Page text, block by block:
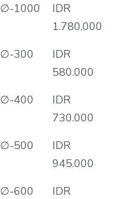
∅-1000
IDR
1.780.000
∅-300
IDR
580.000
∅-400
IDR
730.000
∅-500
IDR
945.000
∅-600
IDR